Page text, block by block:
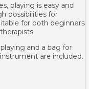
playing is easy and
possibilities for
for both beginners
and a bag for
are included.